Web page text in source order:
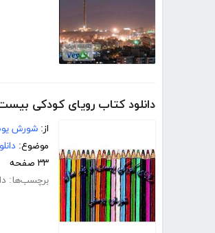
دانلود کتاب رویای کودکی
از: شورش
موضوع:
۳۳ صفحه
برچسب‌ها: